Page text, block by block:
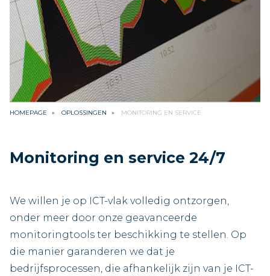
HOMEPAGE OPLOSSINGEN MONITORING EN SERVICE
Monitoring en service 24/7
We willen je op ICT-vlak volledig ontzorgen,
onder meer door onze geavanceerde
monitoringtools ter beschikking te stellen. Op
die manier garanderen we dat je
bedrijfsprocessen, die afhankelijk zijn van je ICT-